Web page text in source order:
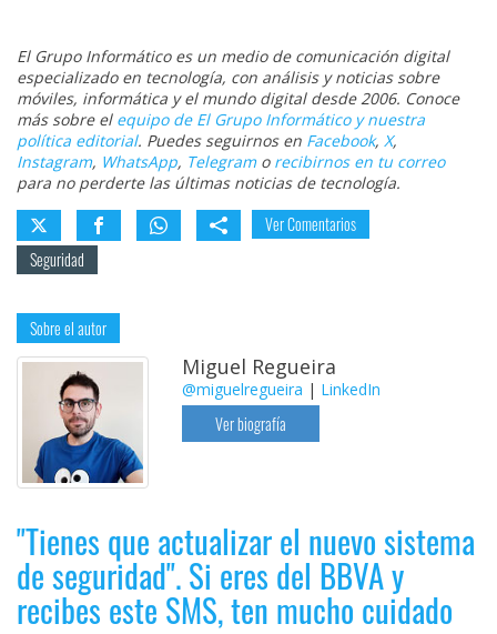
El Grupo Informático es un medio de comunicación digital
especializado en tecnología, con análisis y noticias sobre
móviles, informática y el mundo digital desde 2006. Conoce
más sobre el equipo de El Grupo Informático y nuestra
política editorial. Puedes seguirnos en Facebook, X,
Instagram, WhatsApp, Telegramo recibirnos en tu correo
para no perderte las últimas noticias de tecnología.
Ver Comentarios
Seguridad
Sobre el autor
Miguel Regueira
@miguelregueira | LinkedIn
Ver biografía
"Tienes que actualizar el nuevo sistema
de seguridad". Si eres del BBVA y
recibes este SMS, ten mucho cuidado